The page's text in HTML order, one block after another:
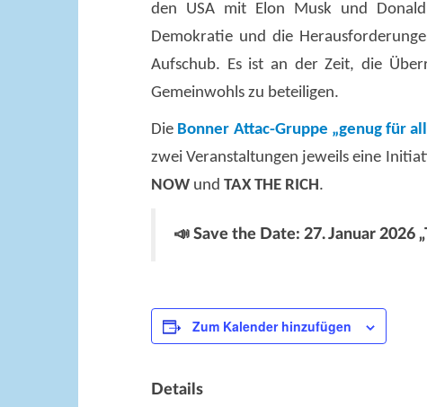
den USA mit Elon Musk und
Demokratie und die
Aufschub. Es ist an der Zeit, die
Gemeinwohls zu beteiligen.
Die Bonner Attac-Gruppe „genug für
zwei Veranstaltungen jeweils eine
NOW und TAX THE RICH.
📣 Save the Date: 27. Januar 2026
Zum Kalender hinzufügen
Details